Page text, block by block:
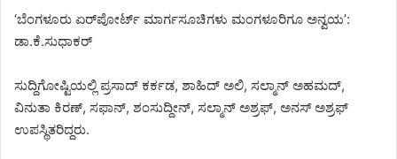
‘ಬೆಂಗಳೂರು ಏರ್‌ಪೋರ್ಟ್‌ ಮಾರ್ಗಸೂಚಿಗಳು ಮಂಗಳೂರಿಗೂ ಅನ್ವಯʼ:
ಡಾ.ಕೆ.ಸುಧಾಕರ್‌
ಸುದ್ದಿಗೋಷ್ಟಿಯಲ್ಲಿ ಪ್ರಸಾದ್ ಕರ್ಕಡ, ಶಾಹಿದ್ ಅಲಿ, ಸಲ್ಮಾನ್ ಅಹಮದ್,
ವಿನುತಾ ಕಿರಣ್, ಸಫಾನ್, ಶಂಸುದ್ದೀನ್, ಸಲ್ಮಾನ್ ಅಶ್ರಫ್, ಅನಸ್ ಅಶ್ರಫ್
ಉಪಸ್ಥಿತರಿದ್ದರು.